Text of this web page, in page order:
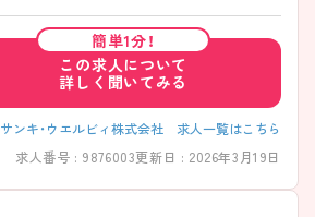
簡単1分！
この求人について
詳しく聞いてみる
サンキ・ウエルビィ株式会社 求人一覧はこちら
求人番号 : 9876003更新日 : 2026年3月19日